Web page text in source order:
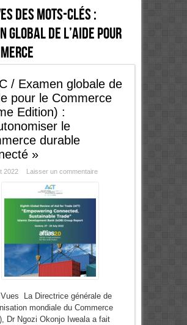
des mots-clés :
global de l’Aide pour
/ Examen globale de
pour le Commerce
Edition) :
le
durable
»
2022 Laisser un commentaire
La Directrice générale de
mondiale du Commerce
Dr Ngozi Okonjo Iweala a fait